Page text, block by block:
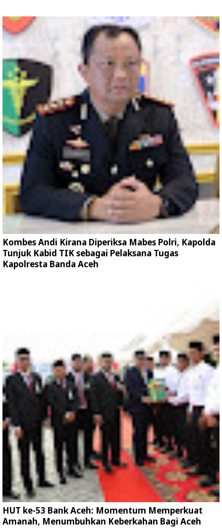
Kombes Andi Kirana Diperiksa Mabes Polri, Kapolda
Tunjuk Kabid TIK sebagai Pelaksana Tugas
Kapolresta Banda Aceh
HUT ke-53 Bank Aceh: Momentum Memperkuat
Amanah, Menumbuhkan Keberkahan Bagi Aceh